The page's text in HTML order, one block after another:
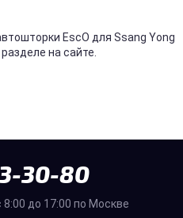
EscO для Ssang Yong
на сайте.
30-80
8:00 до 17:00 по Москве